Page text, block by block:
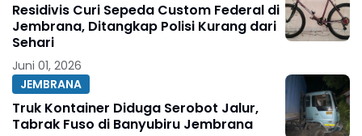
Residivis Curi Sepeda Custom Federal di
Jembrana, Ditangkap Polisi Kurang dari
Sehari
Juni 01, 2026
JEMBRANA
Truk Kontainer Diduga Serobot Jalur,
Tabrak Fuso di Banyubiru Jembrana